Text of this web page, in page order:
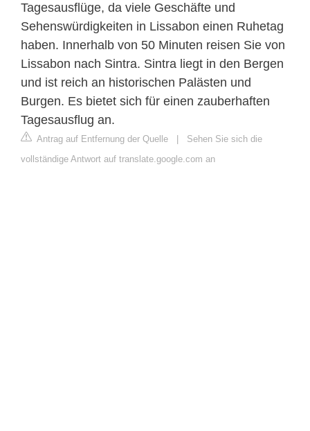
Tagesausflüge, da viele Geschäfte und
Sehenswürdigkeiten in Lissabon einen Ruhetag
haben. Innerhalb von 50 Minuten reisen Sie von
Lissabon nach Sintra. Sintra liegt in den Bergen
und ist reich an historischen Palästen und
Burgen. Es bietet sich für einen zauberhaften
Tagesausflug an.
Antrag auf Entfernung der Quelle
Sehen Sie sich die
vollständige Antwort auf translate.google.com an